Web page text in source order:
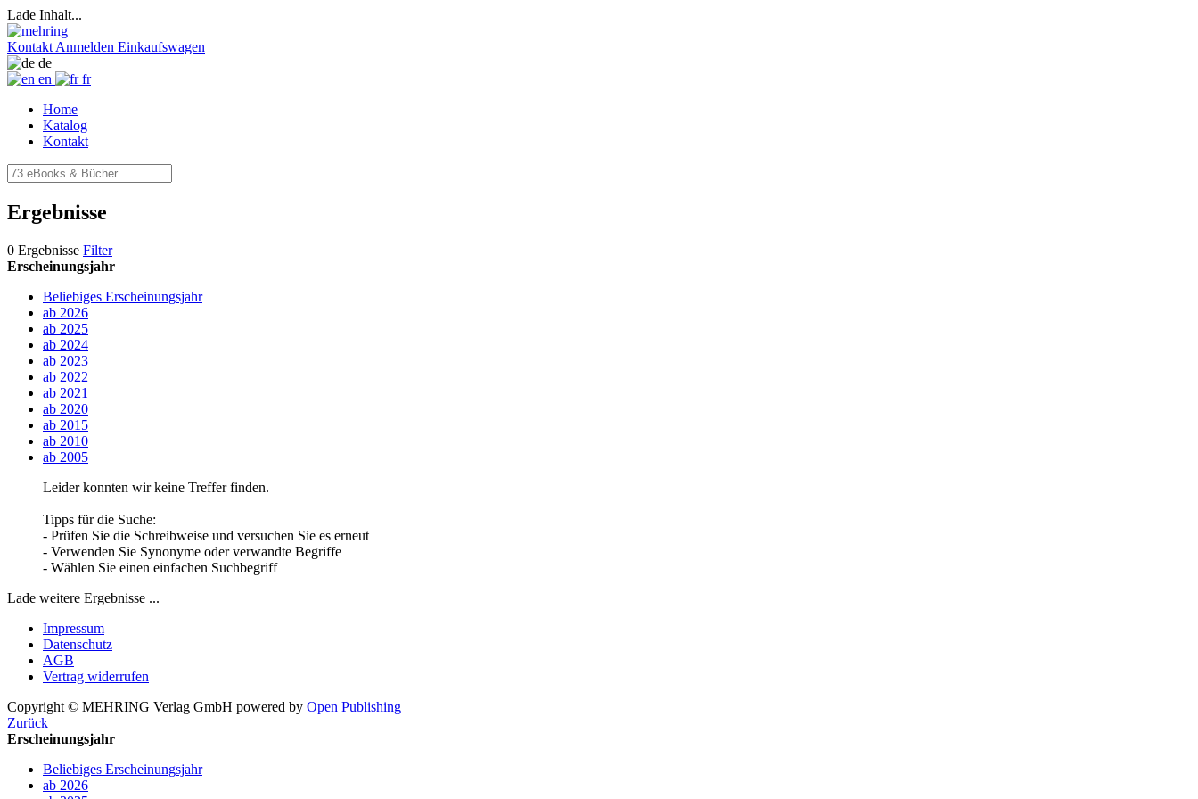
Lade Inhalt...
Kontakt Anmelden Einkaufswagen
de
en
fr
Home
Katalog
Kontakt
Ergebnisse
0 Ergebnisse Filter
Erscheinungsjahr
Beliebiges Erscheinungsjahr
ab 2026
ab 2025
ab 2024
ab 2023
ab 2022
ab 2021
ab 2020
ab 2015
ab 2010
ab 2005
Leider konnten wir keine Treffer finden.
Tipps für die Suche:
- Prüfen Sie die Schreibweise und versuchen Sie es erneut
- Verwenden Sie Synonyme oder verwandte Begriffe
- Wählen Sie einen einfachen Suchbegriff
Lade weitere Ergebnisse ...
Impressum
Datenschutz
AGB
Vertrag widerrufen
Copyright © MEHRING Verlag GmbH powered by Open Publishing
Zurück
Erscheinungsjahr
Beliebiges Erscheinungsjahr
ab 2026